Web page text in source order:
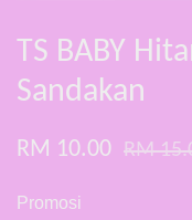
TS BABY
Sandakan
RM 10.00 RM
Promosi